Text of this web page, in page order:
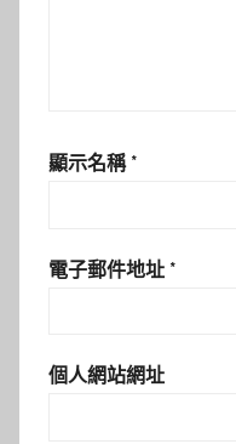
顯示名稱 *
電子郵件地址 *
個人網站網址